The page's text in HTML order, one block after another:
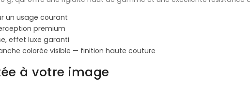
un usage courant
premium
effet luxe garanti
colorée visible — finition haute couture
à votre image